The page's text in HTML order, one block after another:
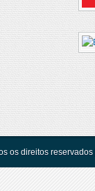
os direitos reservados |